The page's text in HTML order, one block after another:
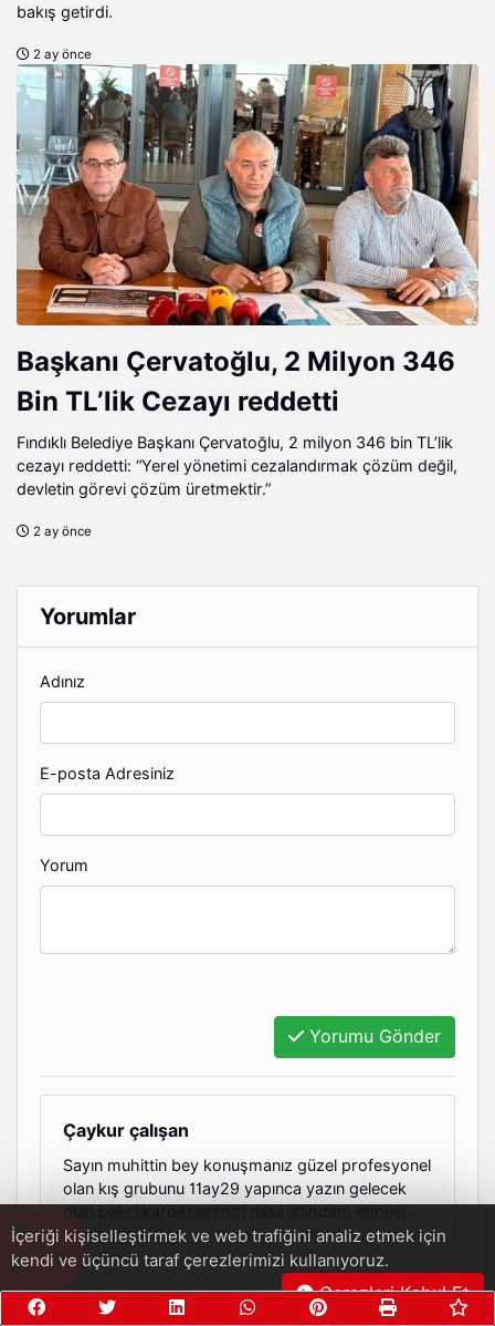
bakış getirdi.
2 ay önce
Başkanı Çervatoğlu, 2 Milyon 346
Bin TL’lik Cezayı reddetti
Fındıklı Belediye Başkanı Çervatoğlu, 2 milyon 346 bin TL’lik
cezayı reddetti: “Yerel yönetimi cezalandırmak çözüm değil,
devletin görevi çözüm üretmektir.”
2 ay önce
Yorumlar
Adınız
E-posta Adresiniz
Yorum
Yorumu Gönder
Çaykur çalışan
Sayın muhittin bey konuşmanız güzel profesyonel
olan kış grubunu 11ay29 yapınca yazın gelecek
olan bekçi kardeşlerimizi nasıl istihdam etmeyi
planlıyor bekçiler uzun çalışmalı ama hangi grubu
sorun burda
1 ay önce
İçeriği kişiselleştirmek ve web trafiğini analiz etmek için
kendi ve üçüncü taraf çerezlerimizi kullanıyoruz.
Çerezleri Kabul Et